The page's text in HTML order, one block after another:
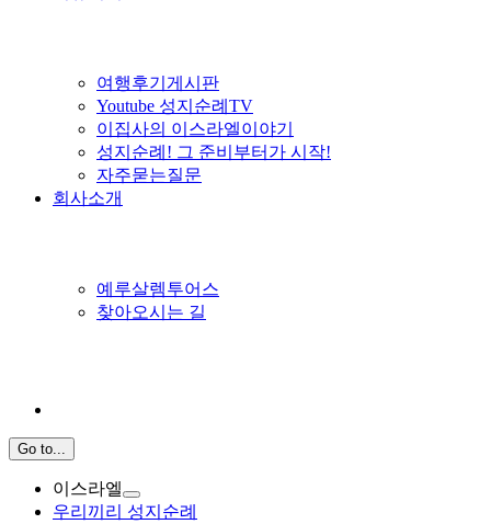
여행후기게시판
Youtube 성지순례TV
이집사의 이스라엘이야기
성지순례! 그 준비부터가 시작!
자주묻는질문
회사소개
예루살렘투어스
찾아오시는 길
Go to...
이스라엘
우리끼리 성지순례